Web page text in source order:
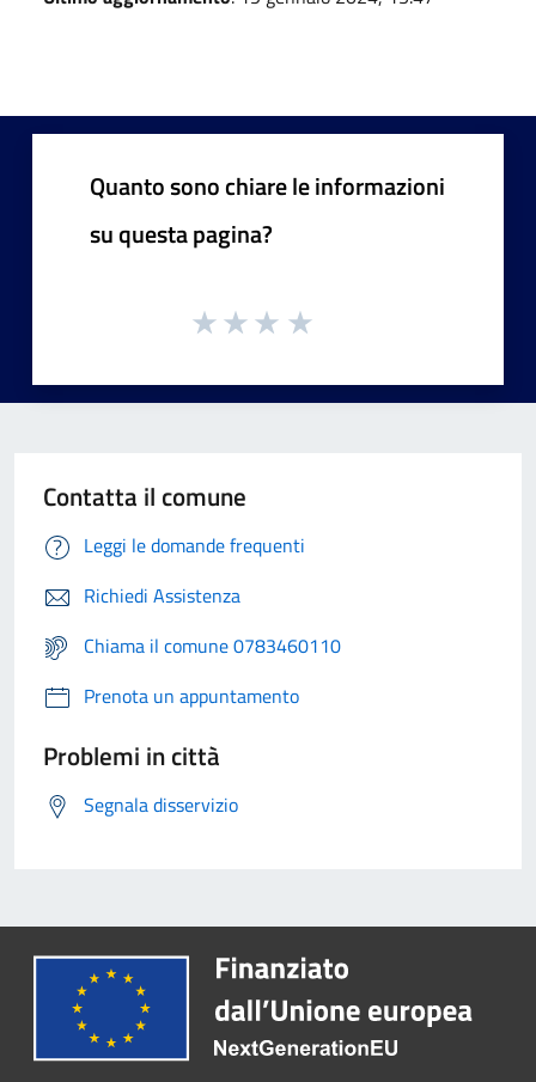
Quanto sono chiare le informazioni
su questa pagina?
Contatta il comune
Leggi le domande frequenti
Richiedi Assistenza
Chiama il comune 0783460110
Prenota un appuntamento
Problemi in città
Segnala disservizio